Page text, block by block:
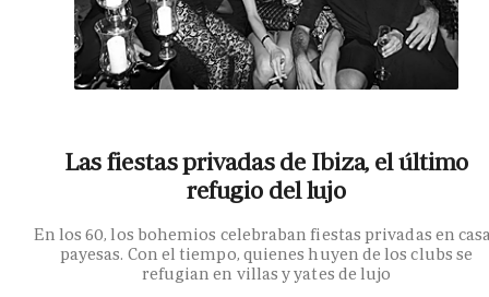
Las fiestas privadas de Ibiza, el último
refugio del lujo
En los 60, los bohemios celebraban fiestas privadas en
payesas. Con el tiempo, quienes huyen de los clubs se
refugian en villas y yates de lujo